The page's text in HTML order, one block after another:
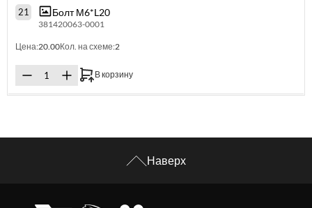
21 Болт М6*L20
381420063-0001
Цена:20.00Кол. на схеме:2
В корзину
Наверх